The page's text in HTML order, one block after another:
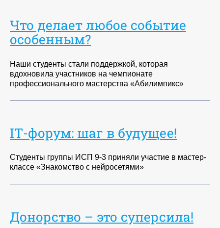
Что делает любое событие
особенным?
Наши студенты стали поддержкой, которая
вдохновила участников на чемпионате
профессионального мастерства «Абилимпикс»
IТ-форум: шаг в будущее!
Студенты группы ИСП 9-3 приняли участие в мастер-
классе «Знакомство с нейросетями»
Донорство – это суперсила!